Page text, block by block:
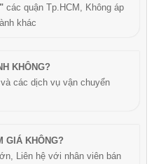
các quận Tp.HCM, Không áp
khác
KHÔNG?
các dịch vụ vận chuyển
GIÁ KHÔNG?
Liên hệ với nhân viên bán